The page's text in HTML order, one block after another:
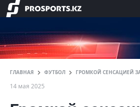
ГЛАВНАЯ ФУТБОЛ ГРОМКОЙ СЕНСАЦИЕЙ
14 мая 2025